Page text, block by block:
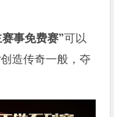
赛事免费赛”可以
造传奇一般，夺